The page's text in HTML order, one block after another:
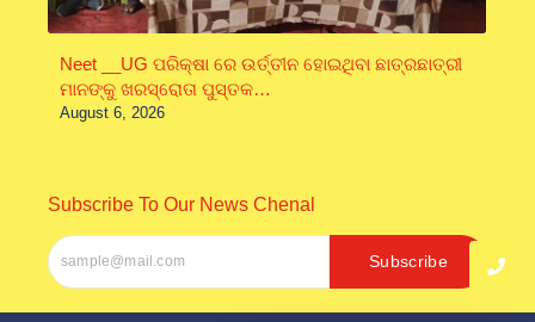
Neet __UG ପରିକ୍ଷା ରେ ଉର୍ତ୍ତୀନ ହୋଇଥିବା ଛାତ୍ରଛାତ୍ରୀ
ମାନଙ୍କୁ ଖରସ୍ରୋତା ପୁସ୍ତକ…
August 6, 2026
Subscribe To Our News Chenal
Subscribe